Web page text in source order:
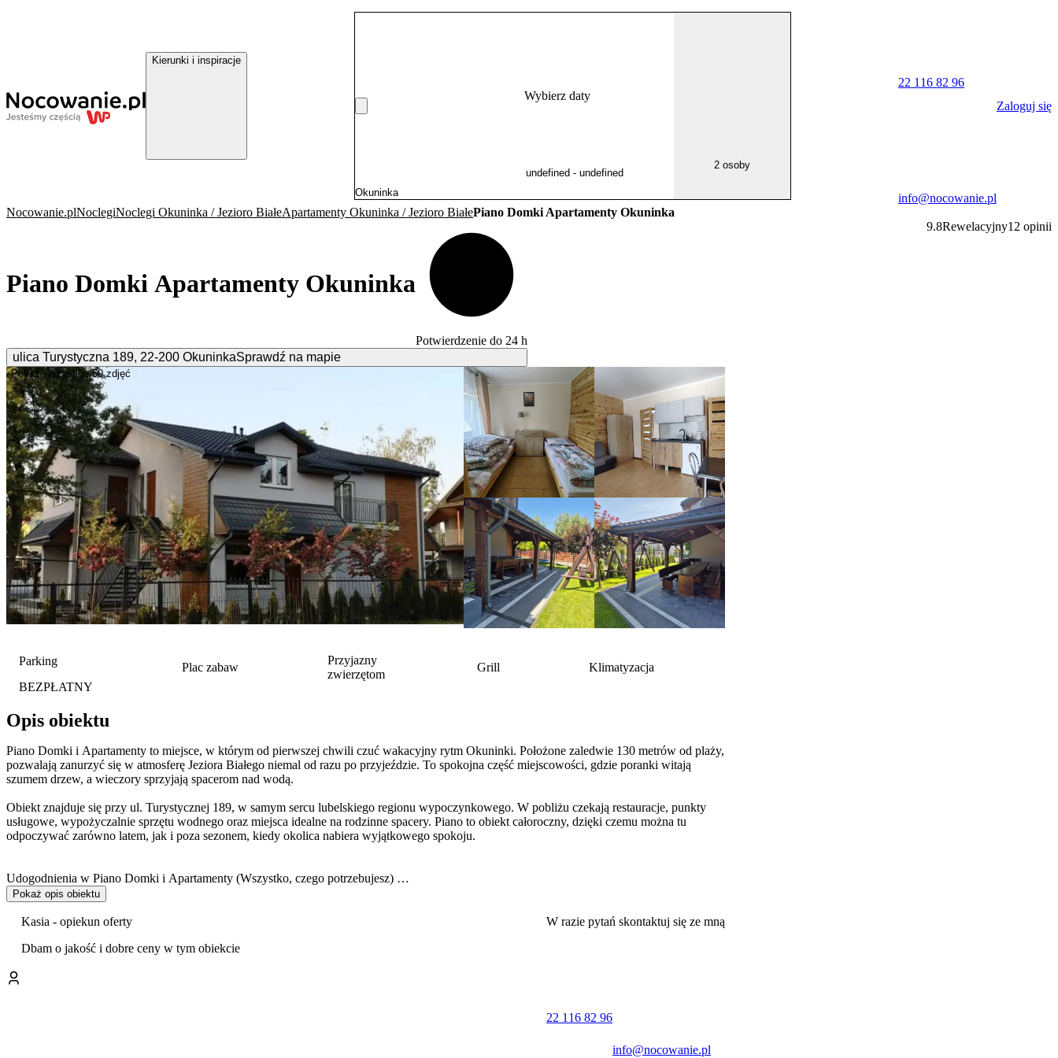
Kierunki i inspiracje
Wybierz daty
2 osoby
22 116 82 96
info@nocowanie.pl
Zaloguj się
Nocowanie.plNoclegiNoclegi Okuninka / Jezioro BiałeApartamenty Okuninka / Jezioro BiałePiano Domki Apartamenty Okuninka
Piano Domki Apartamenty Okuninka
Potwierdzenie do 24 h
ulica Turystyczna 189, 22-200 OkuninkaSprawdź na mapie
9.8Rewelacyjny12 opinii
Pokaż wszystkie 50 zdjęć
Parking
BEZPŁATNY
Plac zabaw
Przyjazny
zwierzętom
Grill Klimatyzacja
Opis obiektu
Piano Domki i Apartamenty to miejsce, w którym od pierwszej chwili czuć wakacyjny rytm Okuninki. Położone zaledwie 130 metrów od plaży,
pozwalają zanurzyć się w atmosferę Jeziora Białego niemal od razu po przyjeździe. To spokojna część miejscowości, gdzie poranki witają
szumem drzew, a wieczory sprzyjają spacerom nad wodą.
Obiekt znajduje się przy ul. Turystycznej 189, w samym sercu lubelskiego regionu wypoczynkowego. W pobliżu czekają restauracje, punkty
usługowe, wypożyczalnie sprzętu wodnego oraz miejsca idealne na rodzinne spacery. Piano to obiekt całoroczny, dzięki czemu można tu
odpoczywać zarówno latem, jak i poza sezonem, kiedy okolica nabiera wyjątkowego spokoju.
Udogodnienia w Piano Domki i Apartamenty (Wszystko, czego potrzebujesz)
Piano oferuje udogodnienia, które pozwalają poczuć się swobodnie i komfortowo o każdej porze roku. Na miejscu czeka:
Darmowe Wi-Fi
Darmowy parking
Akceptacja zwierząt – możesz zabrać ze sobą swojego pupila
Pokaż opis obiektu
Kasia - opiekun oferty
Dbam o jakość i dobre ceny w tym obiekcie
W razie pytań skontaktuj się ze mną
22 116 82 96
info@nocowanie.pl